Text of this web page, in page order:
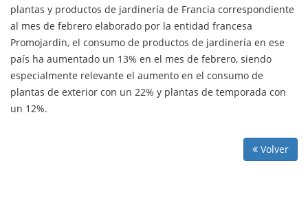
plantas y productos de jardinería de Francia correspondiente
al mes de febrero elaborado por la entidad francesa
Promojardin, el consumo de productos de jardinería en ese
país ha aumentado un 13% en el mes de febrero, siendo
especialmente relevante el aumento en el consumo de
plantas de exterior con un 22% y plantas de temporada con
un 12%.
Volver